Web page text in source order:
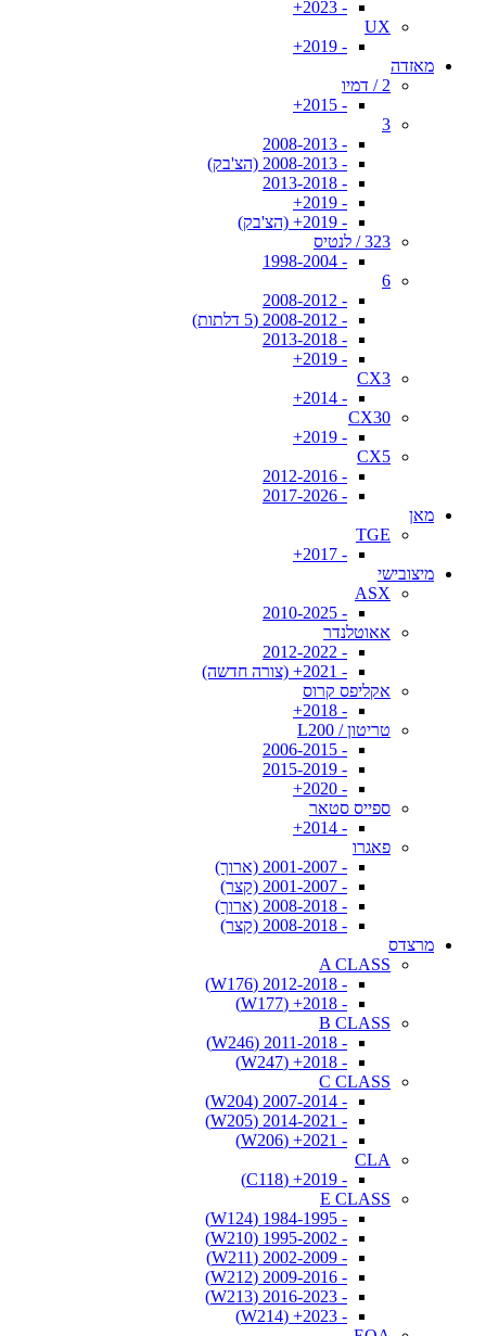
- 2023+
UX
- 2019+
מאזדה
2 / דמיו
- 2015+
3
- 2008-2013
- 2008-2013 (הצ'בק)
- 2013-2018
- 2019+
- 2019+ (הצ'בק)
323 / לנטיס
- 1998-2004
6
- 2008-2012
- 2008-2012 (5 דלתות)
- 2013-2018
- 2019+
CX3
- 2014+
CX30
- 2019+
CX5
- 2012-2016
- 2017-2026
מאן
TGE
- 2017+
מיצובישי
ASX
- 2010-2025
אאוטלנדר
- 2012-2022
- 2021+ (צורה חדשה)
אקליפס קרוס
- 2018+
טריטון / L200
- 2006-2015
- 2015-2019
- 2020+
ספייס סטאר
- 2014+
פאגרו
- 2001-2007 (ארוך)
- 2001-2007 (קצר)
- 2008-2018 (ארוך)
- 2008-2018 (קצר)
מרצדס
A CLASS
- 2012-2018 (W176)
- 2018+ (W177)
B CLASS
- 2011-2018 (W246)
- 2018+ (W247)
C CLASS
- 2007-2014 (W204)
- 2014-2021 (W205)
- 2021+ (W206)
CLA
- 2019+ (C118)
E CLASS
- 1984-1995 (W124)
- 1995-2002 (W210)
- 2002-2009 (W211)
- 2009-2016 (W212)
- 2016-2023 (W213)
- 2023+ (W214)